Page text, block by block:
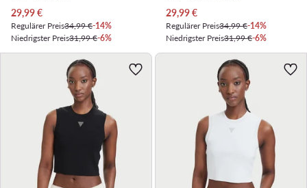
Aktueller Preis
29,99€
Regulärer Preis34,99 €-14%
Niedrigster Preis31,99 €-6%
Aktueller Preis
29,99€
Regulärer Preis34,99 €-14%
Niedrigster Preis31,99 €-6%